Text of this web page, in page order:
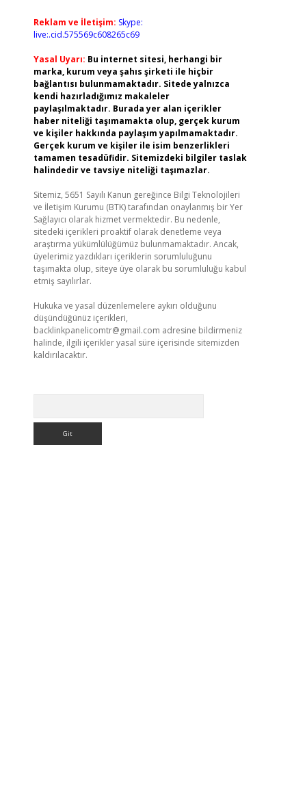
Reklam ve İletişim: Skype:
live:.cid.575569c608265c69
Yasal Uyarı: Bu internet sitesi, herhangi bir
marka, kurum veya şahıs şirketi ile hiçbir
bağlantısı bulunmamaktadır. Sitede yalnızca
kendi hazırladığımız makaleler
paylaşılmaktadır. Burada yer alan içerikler
haber niteliği taşımamakta olup, gerçek kurum
ve kişiler hakkında paylaşım yapılmamaktadır.
Gerçek kurum ve kişiler ile isim benzerlikleri
tamamen tesadüfidir. Sitemizdeki bilgiler taslak
halindedir ve tavsiye niteliği taşımazlar.
Sitemiz, 5651 Sayılı Kanun gereğince Bilgi Teknolojileri
ve İletişim Kurumu (BTK) tarafından onaylanmış bir Yer
Sağlayıcı olarak hizmet vermektedir. Bu nedenle,
sitedeki içerikleri proaktif olarak denetleme veya
araştırma yükümlülüğümüz bulunmamaktadır. Ancak,
üyelerimiz yazdıkları içeriklerin sorumluluğunu
taşımakta olup, siteye üye olarak bu sorumluluğu kabul
etmiş sayılırlar.
Hukuka ve yasal düzenlemelere aykırı olduğunu
düşündüğünüz içerikleri,
backlinkpanelicomtr@gmail.com adresine bildirmeniz
halinde, ilgili içerikler yasal süre içerisinde sitemizden
kaldırılacaktır.